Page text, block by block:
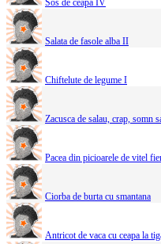
Salata de fasole alba II
Chiftelute de legume I
Zacusca de salau, crap, somn
Pacea din picioarele de vitel
Ciorba de burta cu smantana
Antricot de vaca cu ceapa la